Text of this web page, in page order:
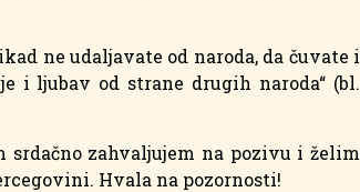
ne udaljavate od naroda, da čuvate i
i ljubav od strane drugih naroda“ (bl.
srdačno zahvaljujem na pozivu i želim
Hvala na pozornosti!